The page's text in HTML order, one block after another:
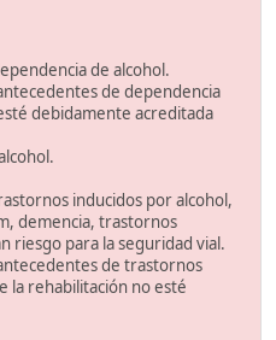
de alcohol.
de dependencia
debidamente acreditada
inducidos por alcohol,
demencia, trastornos
riesgo para la seguridad vial.
de trastornos
la rehabilitación no esté